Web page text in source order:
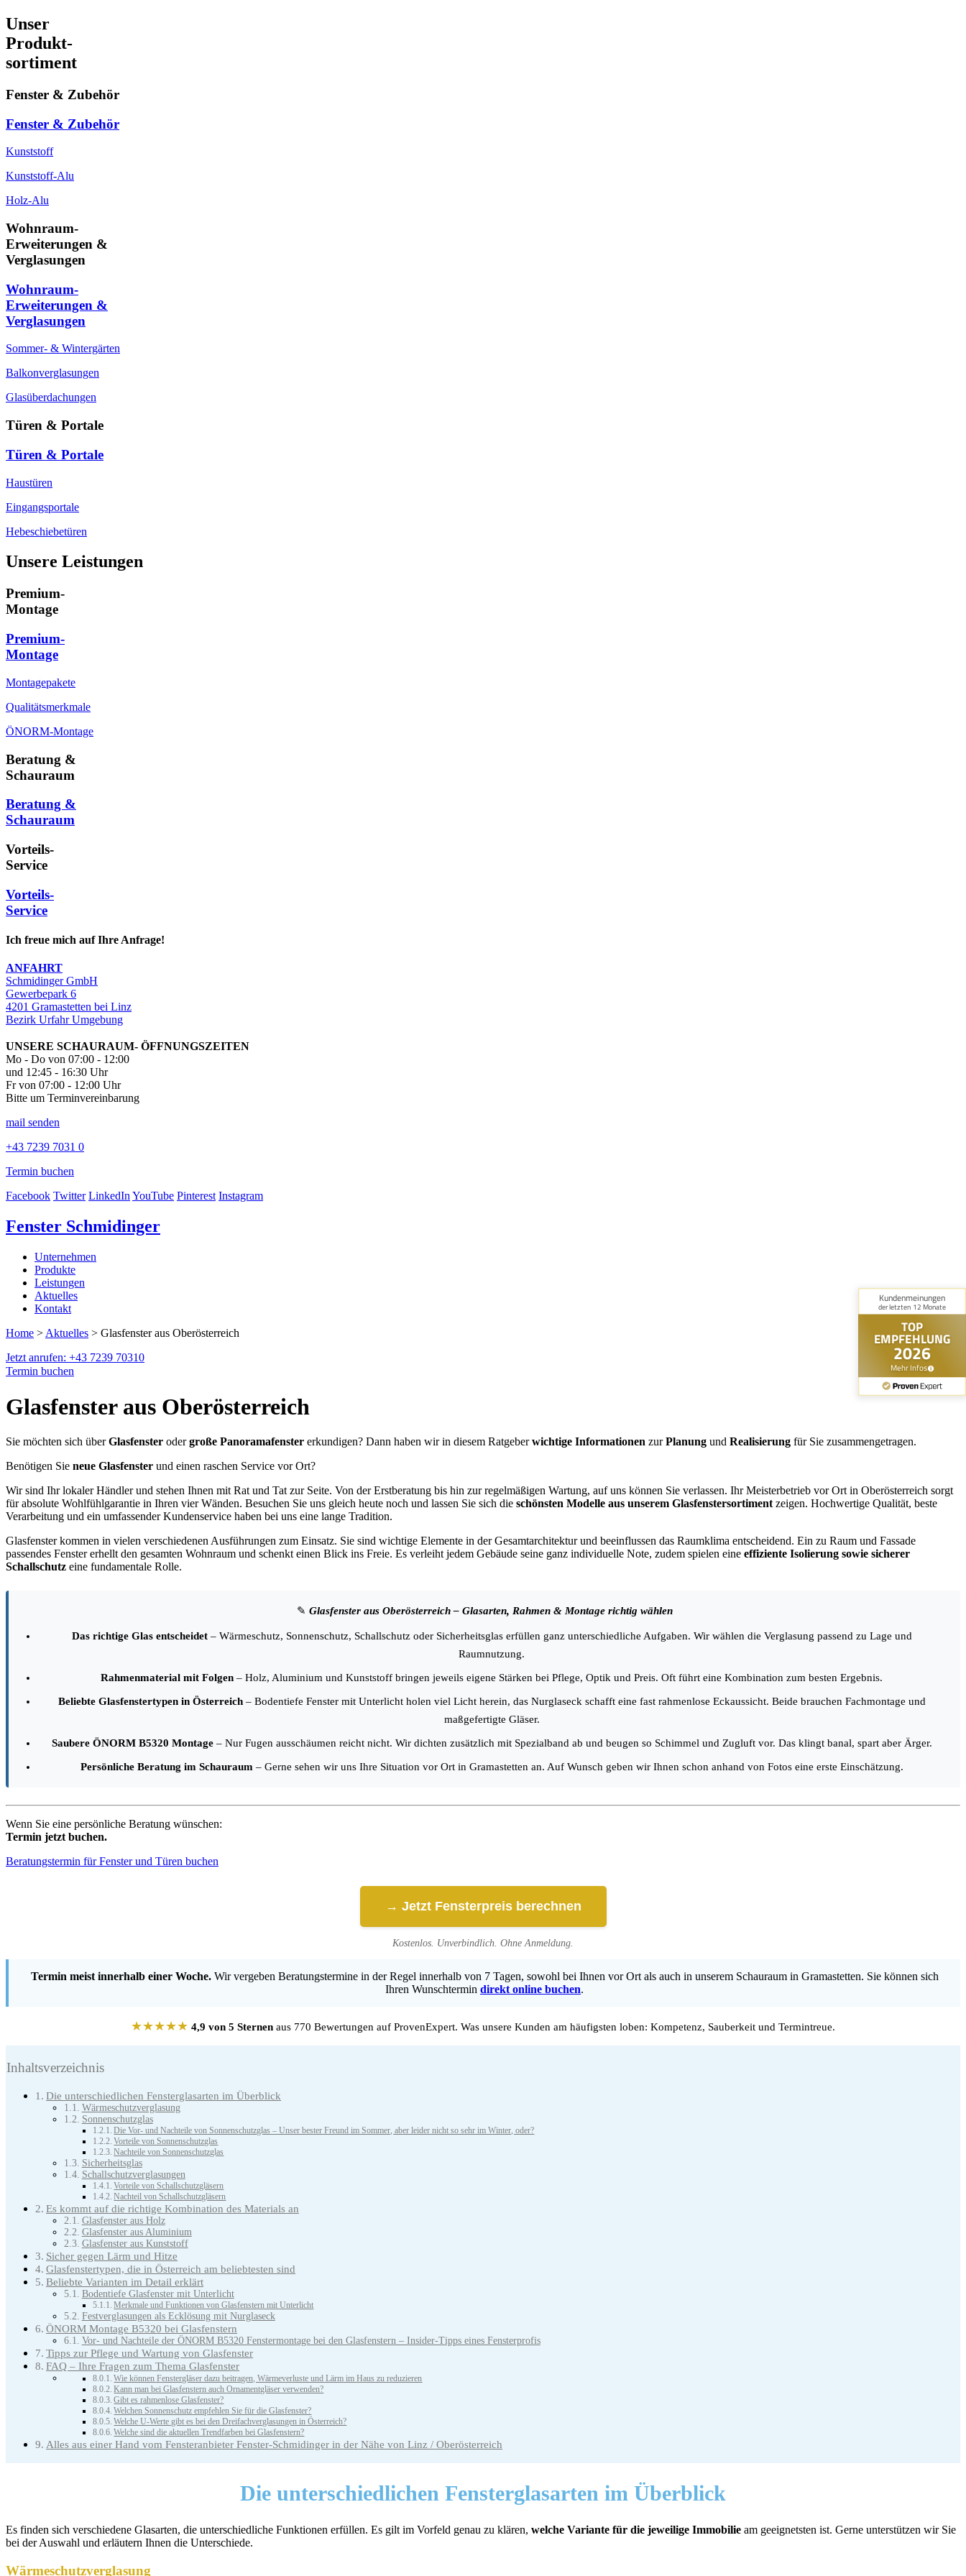
Unser
Produkt-
sortiment
Fenster & Zubehör
Fenster & Zubehör
Kunststoff
Kunststoff-Alu
Holz-Alu
Wohnraum-
Erweiterungen &
Verglasungen
Wohnraum-
Erweiterungen &
Verglasungen
Sommer- & Wintergärten
Balkonverglasungen
Glasüberdachungen
Türen & Portale
Türen & Portale
Haustüren
Eingangsportale
Hebeschiebetüren
Unsere Leistungen
Premium-
Montage
Premium-
Montage
Montagepakete
Qualitätsmerkmale
ÖNORM-Montage
Beratung &
Schauraum
Beratung &
Schauraum
Vorteils-
Service
Vorteils-
Service
Ich freue mich auf Ihre Anfrage!
ANFAHRT
Schmidinger GmbH
Gewerbepark 6
4201 Gramastetten bei Linz
Bezirk Urfahr Umgebung
UNSERE SCHAURAUM- ÖFFNUNGSZEITEN
Mo - Do von 07:00 - 12:00
und 12:45 - 16:30 Uhr
Fr von 07:00 - 12:00 Uhr
Bitte um Terminvereinbarung
mail senden
+43 7239 7031 0
Termin buchen
Facebook Twitter LinkedInYouTube Pinterest Instagram
Fenster Schmidinger
Unternehmen
Produkte
Leistungen
Aktuelles
Kontakt
Home > Aktuelles > Glasfenster aus Oberösterreich
Jetzt anrufen: +43 7239 70310
Termin buchen
Glasfenster aus Oberösterreich
Sie möchten sich überGlasfenster odergroße Panoramafenster erkundigen? Dann haben wir in diesem Ratgeberwichtige Informationen zurPlanung und Realisierung für Sie zusammengetragen.
Benötigen Sie neue Glasfenster und einen raschen Service vor Ort?
Wir sind Ihr lokaler Händler und stehen Ihnen mit Rat und Tat zur Seite. Von der Erstberatung bis hin zur regelmäßigen Wartung, auf uns können Sie verlassen. Ihr Meisterbetrieb vor Ort in Oberösterreich sorgt
für absolute Wohlfühlgarantie in Ihren vier Wänden. Besuchen Sie uns gleich heute noch und lassen Sie sich die schönsten Modelle aus unserem Glasfenstersortiment zeigen. Hochwertige Qualität, beste
Verarbeitung und ein umfassender Kundenservice haben bei uns eine lange Tradition.
Glasfenster kommen in vielen verschiedenen Ausführungen zum Einsatz. Sie sind wichtige Elemente in der Gesamtarchitektur und beeinflussen das Raumklima entscheidend. Ein zu Raum und Fassade
passendes Fenster erhellt den gesamten Wohnraum und schenkt einen Blick ins Freie. Es verleiht jedem Gebäude seine ganz individuelle Note, zudem spielen eine effiziente Isolierung sowie sicherer
Schallschutz eine fundamentale Rolle.
✎ Glasfenster aus Oberösterreich – Glasarten, Rahmen & Montage richtig wählen
Das richtige Glas entscheidet– Wärmeschutz, Sonnenschutz, Schallschutz oder Sicherheitsglas erfüllen ganz unterschiedliche Aufgaben. Wir wählen die Verglasung passend zu Lage und
Raumnutzung.
Rahmenmaterial mit Folgen – Holz, Aluminium und Kunststoff bringen jeweils eigene Stärken bei Pflege, Optik und Preis. Oft führt eine Kombination zum besten Ergebnis.
Beliebte Glasfenstertypen in Österreich– Bodentiefe Fenster mit Unterlicht holen viel Licht herein, das Nurglaseck schafft eine fast rahmenlose Eckaussicht. Beide brauchen Fachmontage und
maßgefertigte Gläser.
Saubere ÖNORM B5320 Montage– Nur Fugen ausschäumen reicht nicht. Wir dichten zusätzlich mit Spezialband ab und beugen so Schimmel und Zugluft vor. Das klingt banal, spart aber Ärger.
Persönliche Beratung im Schauraum – Gerne sehen wir uns Ihre Situation vor Ort in Gramastetten an. Auf Wunsch geben wir Ihnen schon anhand von Fotos eine erste Einschätzung.
Wenn Sie eine persönliche Beratung wünschen:
Termin jetzt buchen.
Beratungstermin für Fenster und Türen buchen
→ Jetzt Fensterpreis berechnen
Kostenlos. Unverbindlich. Ohne Anmeldung.
Termin meist innerhalb einer Woche.Wir vergeben Beratungstermine in der Regel innerhalb von 7 Tagen, sowohl bei Ihnen vor Ort als auch in unserem Schauraum in Gramastetten. Sie können sich
Ihren Wunschtermin direkt online buchen.
★★★★★ 4,9 von 5 Sternen aus 770 Bewertungen auf ProvenExpert. Was unsere Kunden am häufigsten loben: Kompetenz, Sauberkeit und Termintreue.
Inhaltsverzeichnis
Die unterschiedlichen Fensterglasarten im Überblick
Wärmeschutzverglasung
Sonnenschutzglas
Die Vor- und Nachteile von Sonnenschutzglas – Unser bester Freund im Sommer, aber leider nicht so sehr im Winter, oder?
Vorteile von Sonnenschutzglas
Nachteile von Sonnenschutzglas
Sicherheitsglas
Schallschutzverglasungen
Vorteile von Schallschutzgläsern
Nachteil von Schallschutzgläsern
Es kommt auf die richtige Kombination des Materials an
Glasfenster aus Holz
Glasfenster aus Aluminium
Glasfenster aus Kunststoff
Sicher gegen Lärm und Hitze
Glasfenstertypen, die in Österreich am beliebtesten sind
Beliebte Varianten im Detail erklärt
Bodentiefe Glasfenster mit Unterlicht
Merkmale und Funktionen von Glasfenstern mit Unterlicht
Festverglasungen als Ecklösung mit Nurglaseck
ÖNORM Montage B5320 bei Glasfenstern
Vor- und Nachteile der ÖNORM B5320 Fenstermontage bei den Glasfenstern – Insider-Tipps eines Fensterprofis
Tipps zur Pflege und Wartung von Glasfenster
FAQ – Ihre Fragen zum Thema Glasfenster
Wie können Fenstergläser dazu beitragen, Wärmeverluste und Lärm im Haus zu reduzieren
Kann man bei Glasfenstern auch Ornamentgläser verwenden?
Gibt es rahmenlose Glasfenster?
Welchen Sonnenschutz empfehlen Sie für die Glasfenster?
Welche U-Werte gibt es bei den Dreifachverglasungen in Österreich?
Welche sind die aktuellen Trendfarben bei Glasfenstern?
Alles aus einer Hand vom Fensteranbieter Fenster-Schmidinger in der Nähe von Linz / Oberösterreich
Die unterschiedlichen Fensterglasarten im Überblick
Es finden sich verschiedene Glasarten, die unterschiedliche Funktionen erfüllen. Es gilt im Vorfeld genau zu klären, welche Variante für die jeweilige Immobilie am geeignetsten ist. Gerne unterstützen wir Sie
bei der Auswahl und erläutern Ihnen die Unterschiede.
Wärmeschutzverglasung